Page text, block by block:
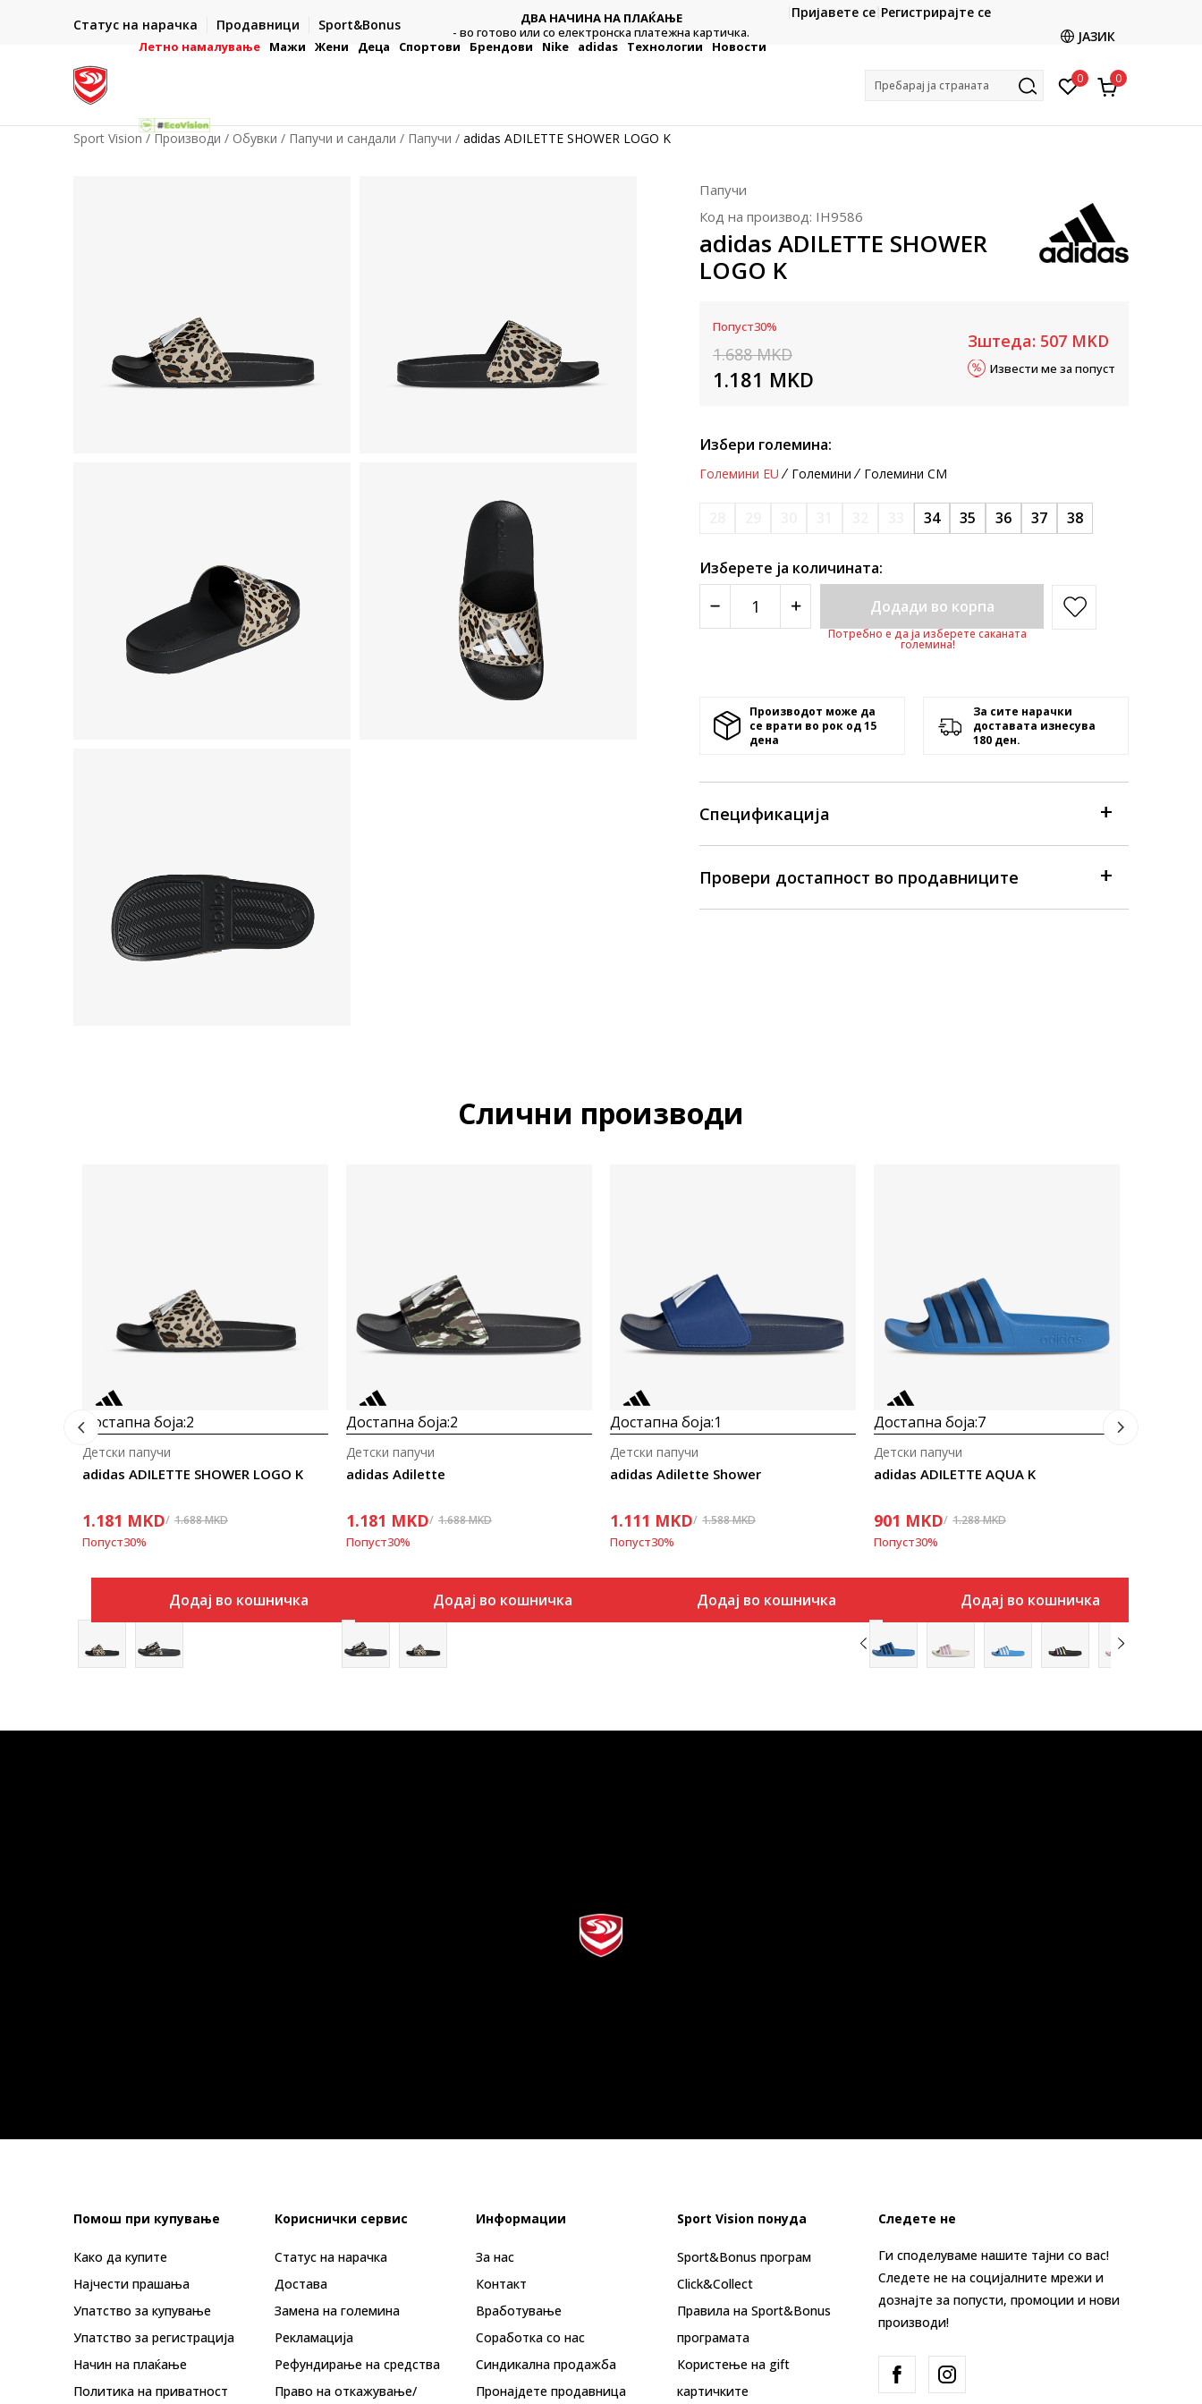
Статус на нарачка Продавници Sport&Bonus
- на сите нарачки во готово или со електронска платежна
ДВА НАЧИНА НА ПЛАЌАЊЕ
- во готово или со електронска платежна картичка.
CLICK & COLLECT
Платете со картичка online и подигнете во продавницата
Пријавете се Регистрирајте се
ЈАЗИК
Летно намалување Мажи Жени Деца Спортови Брендови Nike adidas Технологии Новости
Пребарај ја страната 0 0
Sport Vision Производи Обувки Папучи и сандали Папучи adidas ADILETTE SHOWER LOGO K
Папучи
Код на производ: IH9586
adidas ADILETTE SHOWER
LOGO K
Попуст30%
1.688 MKD
1.181 MKD
Зштеда: 507 MKD
Извести ме за попуст
Избери големина:
Големини EU Големини Големини CM
34 35 36 37 38
Изберете ја количината:
Додади во корпа
Потребно е да ја изберете саканата
големина!
Производот може да
се врати во рок од 15
денa
За сите нарачки
доставата изнесува
180 ден.
Спецификација
Провери достапност во продавниците
Слични производи
Достапна боја:2
adidas ADILETTE SHOWER LOGO K
Детски папучи
1.181 MKD 1.688MKD
Попуст30%
Додај во кошничка
Достапна боја:2
adidas Adilette
Детски папучи
1.181 MKD 1.688MKD
Попуст30%
Додај во кошничка
Достапна боја:1
adidas Adilette Shower
Детски папучи
1.111 MKD 1.588MKD
Попуст30%
Додај во кошничка
Достапна боја:7
adidas ADILETTE AQUA K
Детски папучи
901 MKD 1.288MKD
Попуст30%
Додај во кошничка
Помош при купување
Како да купите
Најчести прашања
Упатство за купување
Упатство за регистрација
Начин на плаќање
Политика на приватност
Кориснички сервис
Статус на нарачка
Достава
Замена на големина
Рекламациja
Рефундирање на средства
Право на откажување/
Информации
За нас
Контакт
Вработување
Соработка со нас
Синдикална продажба
Пронајдете продавница
Sport Vision понуда
Sport&Bonus програм
Click&Collect
Правила на Sport&Bonus
програмата
Користење на gift
картичките
Следете не
Ги споделуваме нашите тајни со вас!
Следете не на социјалните мрежи и
дознајте за попусти, промоции и нови
производи!